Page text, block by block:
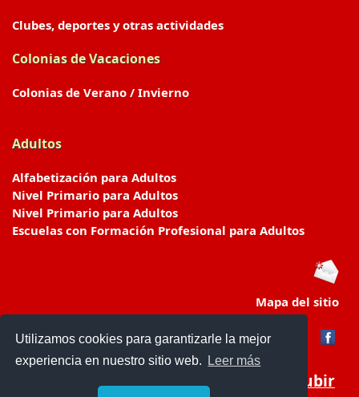
Utilizamos cookies para garantizarle la mejor
experiencia en nuestro sitio web.
Leer más
Clubes, deportes y otras actividades
Colonias de Vacaciones
Colonias de Verano / Invierno
Adultos
Alfabetización para Adultos
Nivel Primario para Adultos
Nivel Primario para Adultos
Escuelas con Formación Profesional para Adultos
Mapa del sitio
Subir